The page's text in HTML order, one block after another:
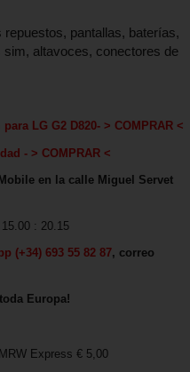
pantallas, baterías,
altavoces, conectores de
LG G2 D820- > COMPRAR <
d - > COMPRAR <
en la calle Miguel Servet
: 20.15
(+34) 693 55 82 87, correo
Europa!
Express € 5,00